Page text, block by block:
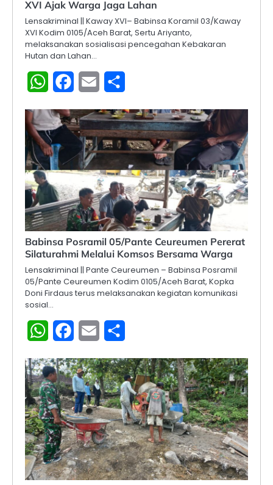
XVI Ajak Warga Jaga Lahan
Lensakriminal || Kaway XVI– Babinsa Koramil 03/Kaway
XVI Kodim 0105/Aceh Barat, Sertu Ariyanto,
melaksanakan sosialisasi pencegahan Kebakaran
Hutan dan Lahan…
WhatsAppFacebook
Email
Babinsa Posramil 05/Pante Ceureumen Pererat
Silaturahmi Melalui Komsos Bersama Warga
Lensakriminal || Pante Ceureumen – Babinsa Posramil
05/Pante Ceureumen Kodim 0105/Aceh Barat, Kopka
Doni Firdaus terus melaksanakan kegiatan komunikasi
sosial…
WhatsAppFacebook
Email